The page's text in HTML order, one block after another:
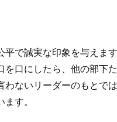
で誠実な印象を与えます
口にしたら、他の部下
わないリーダーのもとで
す。